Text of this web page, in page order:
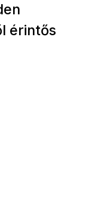
érintős